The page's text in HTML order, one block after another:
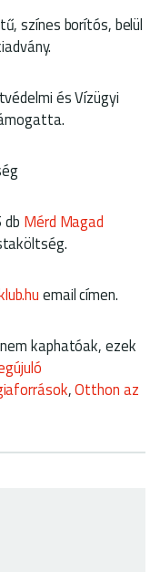
színes borítós, belül
és Vízügyi
Mérd Magad
email címen.
kaphatóak, ezek
,Otthon az